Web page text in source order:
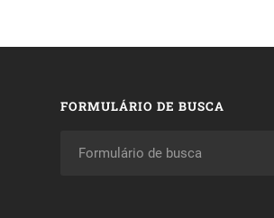
FORMULÁRIO DE BUSCA